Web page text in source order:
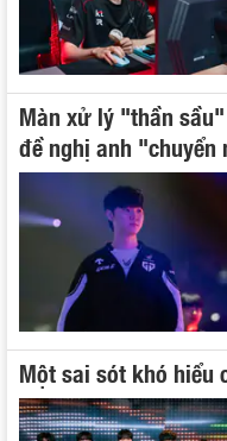
Màn xử lý "thần
đề nghị anh "chuyển
Một sai sót khó hiểu